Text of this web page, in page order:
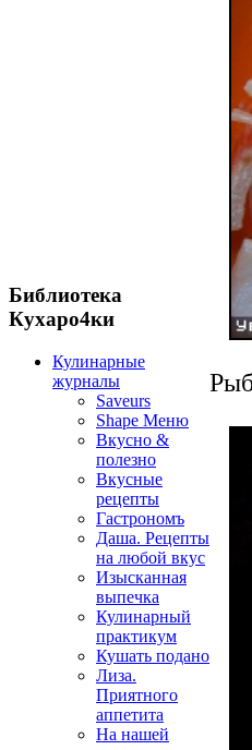
Библиотека
Кухаро4ки
Кулинарные
журналы
Saveurs
Shape Меню
Вкусно &
полезно
Вкусные
рецепты
Гастрономъ
Даша. Рецепты
на любой вкус
Изысканная
выпечка
Кулинарный
практикум
Кушать подано
Лиза.
Приятного
аппетита
На нашей